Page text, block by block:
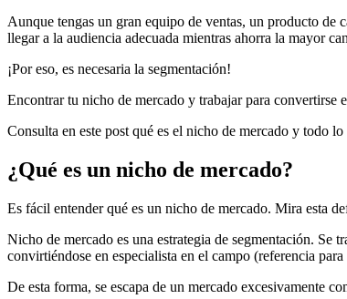
Aunque tengas un gran equipo de ventas, un producto de
llegar a la audiencia adecuada mientras ahorra la mayor
¡Por eso, es necesaria la segmentación!
Encontrar tu nicho de mercado y trabajar para convertirse
Consulta en este post qué es el nicho de mercado y todo
¿Qué es un nicho de mercado?
Es fácil entender qué es un nicho de mercado. Mira esta
Nicho de mercado es una estrategia de segmentación. Se
convirtiéndose en especialista en el campo (referencia
De esta forma, se escapa de un mercado excesivamente